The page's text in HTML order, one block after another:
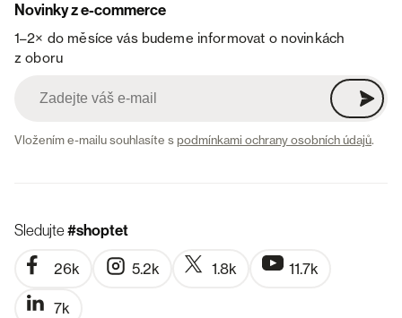
Novinky z e-commerce
1–2× do měsíce vás budeme informovat o novinkách
z oboru
Vložením e-mailu souhlasíte spodmínkami ochrany osobních údajů.
Sledujte#shoptet
26k 5.2k 1.8k 11.7k
7k